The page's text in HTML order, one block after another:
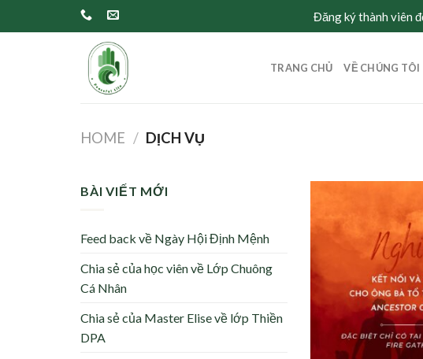
to
Đăng ký thành viên
TRANG CHỦ VỀ CHÚNG TÔI
HOME / DỊCH VỤ
BÀI VIẾT MỚI
Feed back về Ngày Hội Định Mệnh
Chia sẻ của học viên về Lớp Chuông
Cá Nhân
Chia sẻ của Master Elise về lớp Thiền
DPA